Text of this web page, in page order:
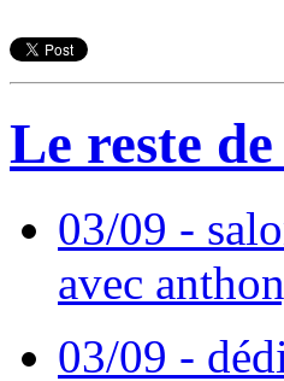
Le reste
03/09 -
avec
03/09 -